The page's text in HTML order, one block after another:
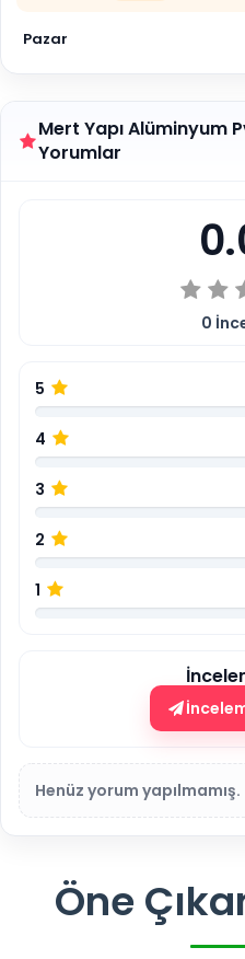
Pazar
Mert Yapı Alüminyum
Yorumlar
0
5
4
3
2
1
Henüz yorum yapılmamış.
Öne